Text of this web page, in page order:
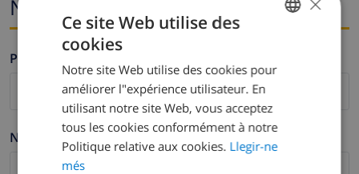
Nom et adresse e-mail
Prénom *
Nom de famille *
DUTCH
SPANISH
GERMAN
Ce site Web utilise des
cookies
Notre site Web utilise des cookies pour
améliorer l"expérience utilisateur. En
utilisant notre site Web, vous acceptez
tous les cookies conformément à notre
Politique relative aux cookies. Llegir-ne
més